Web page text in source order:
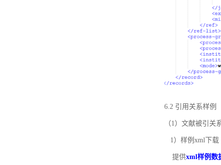
6.2 引用关系样例
（1）文献被引关
1）样例xml下载
提供xml样例数